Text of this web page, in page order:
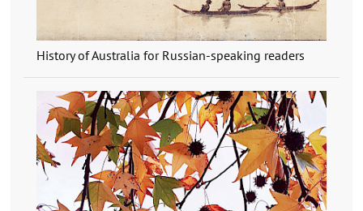
History of Australia for Russian-speaking readers